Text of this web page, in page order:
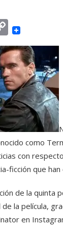
Copy
Link
como
con
ficción que
de la quinta
la película,
en